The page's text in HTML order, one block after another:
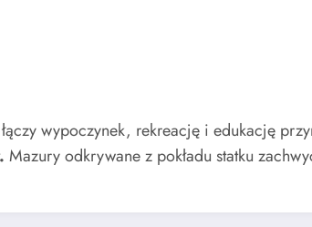
wypoczynek, rekreację i edukację
Mazury odkrywane z pokładu statku